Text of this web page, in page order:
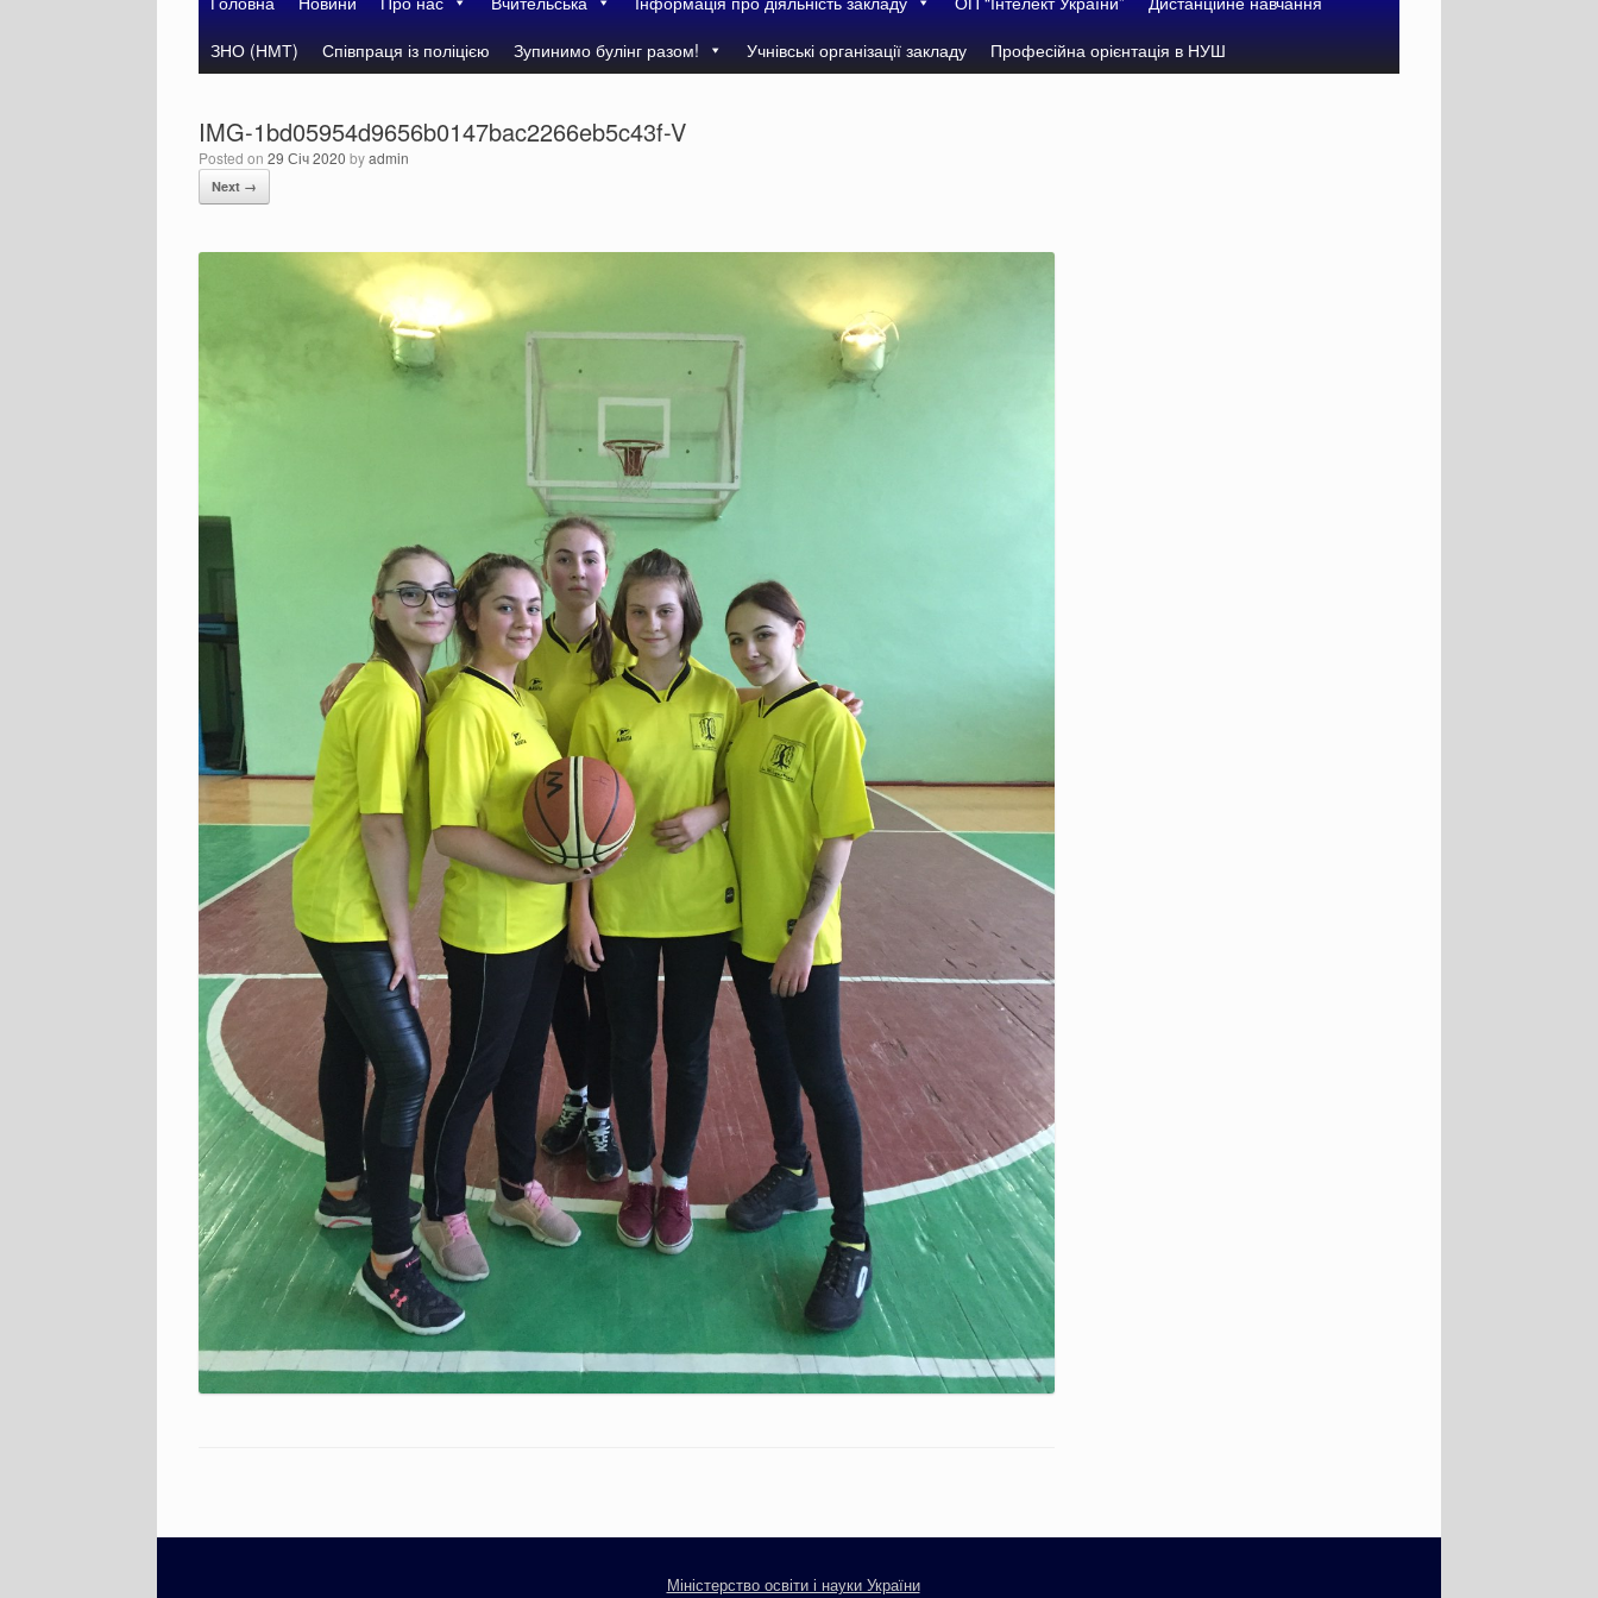
ЗНО (НМТ)
Співпраця із поліцією Зупинимо булінг разом! Учнівські організації закладу Професійна орієнтація в НУШ
IMG-1bd05954d9656b0147bac2266eb5c43f-V
Posted on 29 Січ 2020 byadmin
Next →
Міністерство освіти і науки України